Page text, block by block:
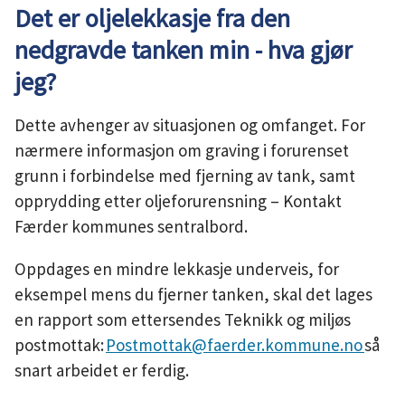
Det er oljelekkasje fra den
nedgravde tanken min - hva gjør
jeg?
Dette avhenger av situasjonen og omfanget. For
nærmere informasjon om graving i forurenset
grunn i forbindelse med fjerning av tank, samt
opprydding etter oljeforurensning – Kontakt
Færder kommunes sentralbord.
Oppdages en mindre lekkasje underveis, for
eksempel mens du fjerner tanken, skal det lages
en rapport som ettersendes Teknikk og miljøs
postmottak:Postmottak@faerder.kommune.noså
snart arbeidet er ferdig.